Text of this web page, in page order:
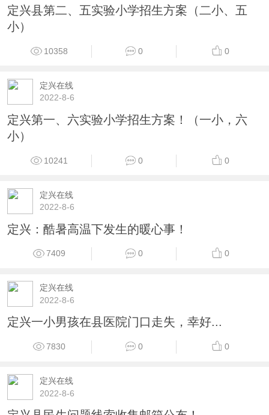
定兴县第二、五实验小学招生方案（二小、五
小）
10358 0 0
定兴在线
2022-8-6
定兴第一、六实验小学招生方案！（一小，六
小）
10241 0 0
定兴在线
2022-8-6
定兴：酷暑高温下发生的暖心事！
7409 0 0
定兴在线
2022-8-6
定兴一小男孩在县医院门口走失，幸好...
7830 0 0
定兴在线
2022-8-6